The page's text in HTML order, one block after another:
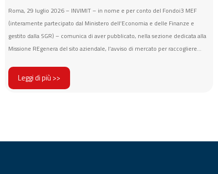
Roma, 29 luglio 2026 – INVIMIT – in nome e per conto del Fondoi3 MEF
(interamente partecipato dal Ministero dell’Economia e delle Finanze e
gestito dalla SGR) – comunica di aver pubblicato, nella sezione dedicata alla
Missione REgenera del sito aziendale, l’avviso di mercato per raccogliere...
Leggi di più >>